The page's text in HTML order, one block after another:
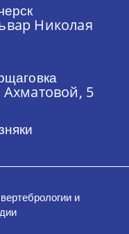
Николая
5
и